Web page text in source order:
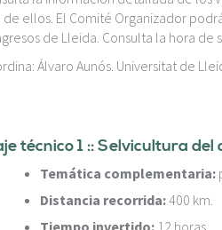
de ellos. El Comité Organizador
de Lleida. Consulta la hora
Álvaro Aunós. Universitat de
técnico 1 :: Selvicultura
Temática complementaria:
Distancia recorrida:400 km.
Tiempo invertido: 12 horas.